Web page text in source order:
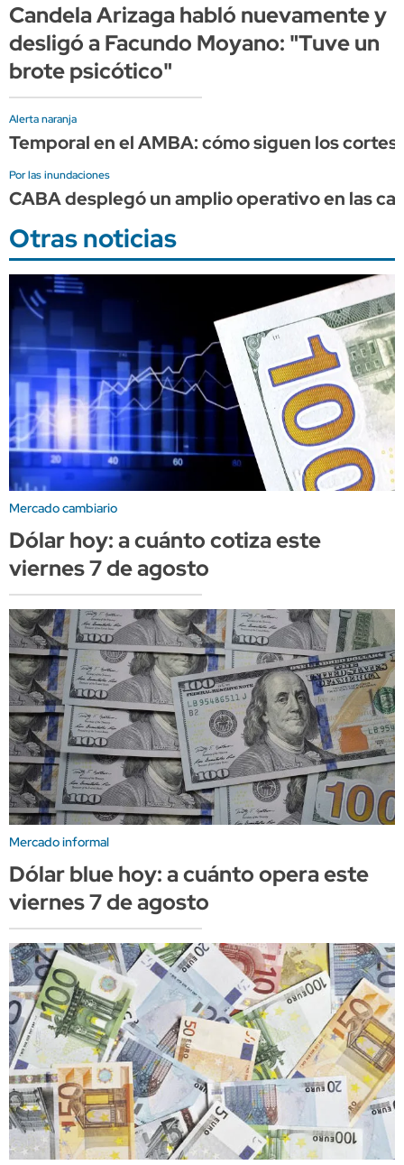
Candela Arizaga habló nuevamente y
desligó a Facundo Moyano: "Tuve un
brote psicótico"
Alerta naranja
Temporal en el AMBA: cómo siguen los
Por las inundaciones
CABA desplegó un amplio operativo en las
Otras noticias
Mercado cambiario
Dólar hoy: a cuánto cotiza este
viernes 7 de agosto
Mercado informal
Dólar blue hoy: a cuánto opera este
viernes 7 de agosto